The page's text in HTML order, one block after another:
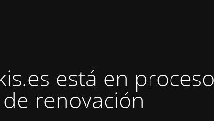
está en proceso
de renovación